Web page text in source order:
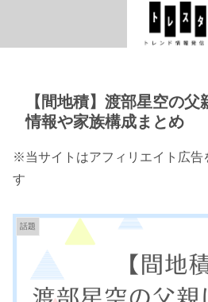
【間地積】渡部星空の
情報や家族構成まとめ
※当サイトはアフィリエイト広告
す
話題